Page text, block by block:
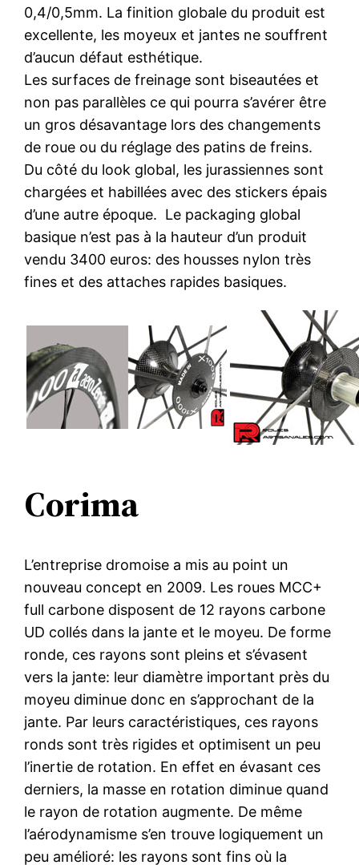
0,4/0,5mm. La finition globale du produit est
excellente, les moyeux et jantes ne souffrent
d’aucun défaut esthétique.
Les surfaces de freinage sont biseautées et
non pas parallèles ce qui pourra s’avérer être
un gros désavantage lors des changements
de roue ou du réglage des patins de freins.
Du côté du look global, les jurassiennes sont
chargées et habillées avec des stickers épais
d’une autre époque. Le packaging global
basique n’est pas à la hauteur d’un produit
vendu 3400 euros: des housses nylon très
fines et des attaches rapides basiques.
Corima
L’entreprise dromoise a mis au point un
nouveau concept en 2009. Les roues MCC+
full carbone disposent de 12 rayons carbone
UD collés dans la jante et le moyeu. De forme
ronde, ces rayons sont pleins et s’évasent
vers la jante: leur diamètre important près du
moyeu diminue donc en s’approchant de la
jante. Par leurs caractéristiques, ces rayons
ronds sont très rigides et optimisent un peu
l’inertie de rotation. En effet en évasant ces
derniers, la masse en rotation diminue quand
le rayon de rotation augmente. De même
l’aérodynamisme s’en trouve logiquement un
peu amélioré: les rayons sont fins où la